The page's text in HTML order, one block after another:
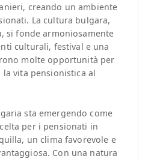
creando un ambiente
La cultura bulgara,
si fonde armoniosamente
culturali, festival e una
molte opportunità per
vita pensionistica al
sta emergendo come
per i pensionati in
un clima favorevole e
Con una natura